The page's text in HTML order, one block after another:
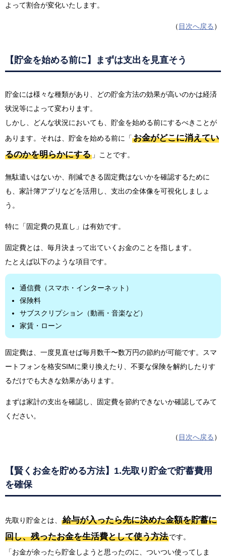
よって割合が変化いたします。
（ 目次へ戻る ）
【貯金を始める前に】まずは支出を見直そう
貯金には様々な種類があり、どの貯金方法の効果が高いのかは経済
状況等によって変わります。
しかし、どんな状況においても、貯金を始める前にするべきことが
あります。それは、貯金を始める前に「 お金がどこに消えてい
るのかを明らかにする 」ことです。
無駄遣いはないか、削減できる固定費はないかを確認するために
も、家計簿アプリなどを活用し、支出の全体像を可視化しましょ
う。
特に「固定費の見直し」は有効です。
固定費とは、毎月決まって出ていくお金のことを指します。
たとえば以下のような項目です。
通信費（スマホ・インターネット）
保険料
サブスクリプション（動画・音楽など）
家賃・ローン
固定費は、一度見直せば毎月数千〜数万円の節約が可能です。スマ
ートフォンを格安SIMに乗り換えたり、不要な保険を解約したりす
るだけでも大きな効果があります。
まずは家計の支出を確認し、固定費を節約できないか確認してみて
ください。
（ 目次へ戻る ）
【賢くお金を貯める方法】1.先取り貯金で貯蓄費用
を確保
先取り貯金とは、
給与が入ったら先に決めた金額を貯蓄に
回し、残ったお金を生活費として使う方法です。
「お金が余ったら貯金しようと思ったのに、ついつい使ってしま